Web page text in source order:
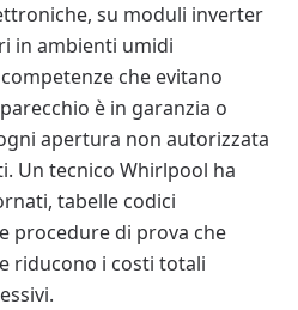
su moduli inverter
in ambienti umidi
che evitano
è in garanzia o
apertura non autorizzata
Un tecnico Whirlpool ha
tabelle codici
procedure di prova che
riducono i costi totali